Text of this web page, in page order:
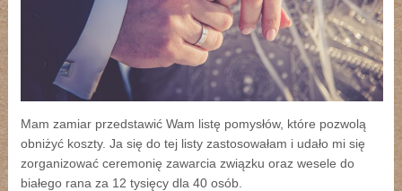
Mam zamiar przedstawić Wam listę pomysłów, które pozwolą
obniżyć koszty. Ja się do tej listy zastosowałam i udało mi się
zorganizować ceremonię zawarcia związku oraz wesele do
białego rana za 12 tysięcy dla 40 osób.